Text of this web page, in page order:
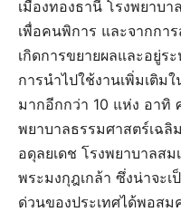
เมืองทองธานี โรงพยาบ
เพื่อคนพิการ และจากกา
เกิดการขยายผลและอยู่ร
การนำไปใช้งานเพิ่มเติ
มากอีกกว่า 10 แห่ง อาทิ
พยาบาลธรรมศาสตร์เฉลิ
อดุลยเดช โรงพยาบาลสม
พระมงกุฎเกล้า ซึ่งน่าจะเ
ด่วนของประเทศได้พอสม